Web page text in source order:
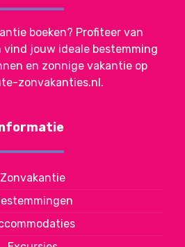
boeken? Profiteer van
vind jouw ideale bestemming
en zonnige vakantie op
zonvakanties.nl.
Zonvakantie